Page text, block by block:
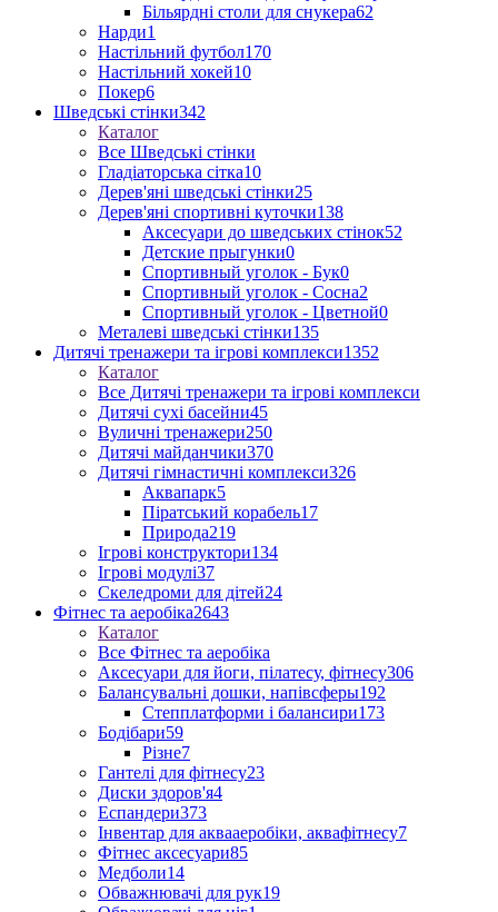
Більярдні столи для снукера62
Нарди1
Настільний футбол170
Настільний хокей10
Покер6
Шведські стінки342
Каталог
Все Шведські стінки
Гладіаторська сітка10
Дерев'яні шведські стінки25
Дерев'яні спортивні куточки138
Аксесуари до шведських стінок52
Детские прыгунки0
Спортивный уголок - Бук0
Спортивный уголок - Сосна2
Спортивный уголок - Цветной0
Металеві шведські стінки135
Дитячі тренажери та ігрові комплекси1352
Каталог
Все Дитячі тренажери та ігрові комплекси
Дитячі сухі басейни45
Вуличні тренажери250
Дитячі майданчики370
Дитячі гімнастичні комплекси326
Аквапарк5
Піратський корабель17
Природа219
Ігрові конструктори134
Ігрові модулі37
Скеледроми для дітей24
Фітнес та аеробіка2643
Каталог
Все Фітнес та аеробіка
Аксесуари для йоги, пілатесу, фітнесу306
Балансувальні дошки, напівсферы192
Степплатформи і балансири173
Бодібари59
Різне7
Гантелі для фітнесу23
Диски здоров'я4
Еспандери373
Інвентар для аквааеробіки, аквафітнесу7
Фітнес аксесуари85
Медболи14
Обважнювачі для рук19